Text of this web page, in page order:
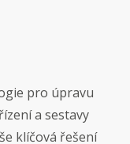
pro úpravu
a sestavy
klíčová řešení